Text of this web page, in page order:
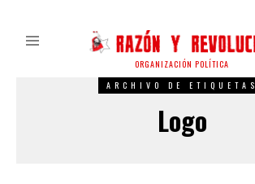
ORGANIZACIÓN POLÍTICA
ARCHIVO DE ETIQUETAS
Logo